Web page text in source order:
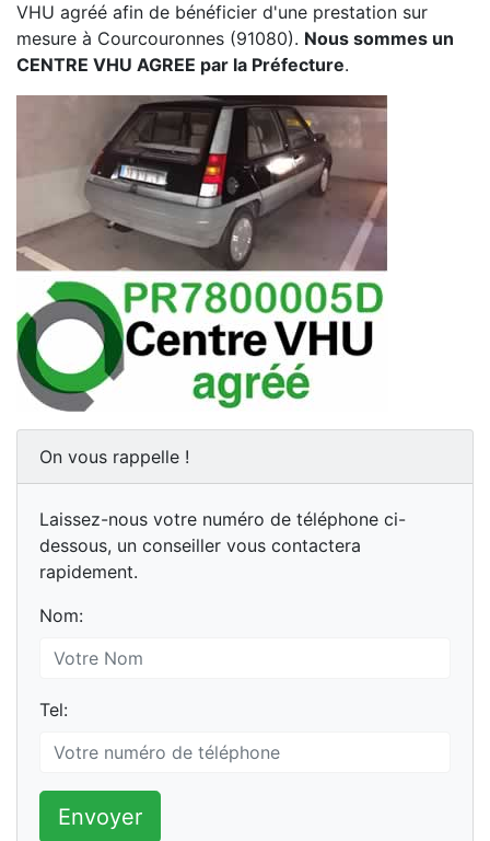
VHU agréé afin de bénéficier d'une prestation sur
mesure à Courcouronnes (91080). Nous sommes un
CENTRE VHU AGREE par la Préfecture.
On vous rappelle !
Laissez-nous votre numéro de téléphone ci-
dessous, un conseiller vous contactera
rapidement.
Nom:
Tel:
Envoyer